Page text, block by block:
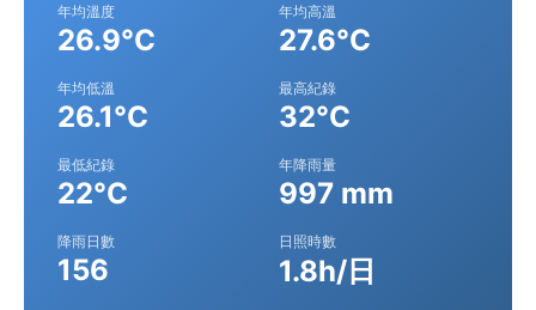
年均溫度
26.9°C
年均高溫
27.6°C
年均低溫
26.1°C
最高紀錄
32°C
最低紀錄
22°C
年降雨量
997 mm
降雨日數
156
日照時數
1.8h/日